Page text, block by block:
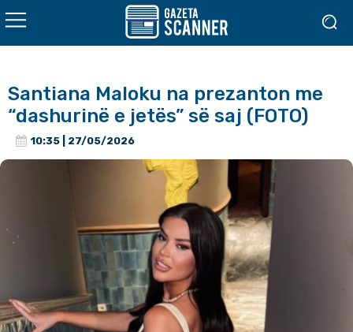
Santiana Maloku na prezanton me
“dashurinë e jetës” së saj (FOTO)
10:35 | 27/05/2026